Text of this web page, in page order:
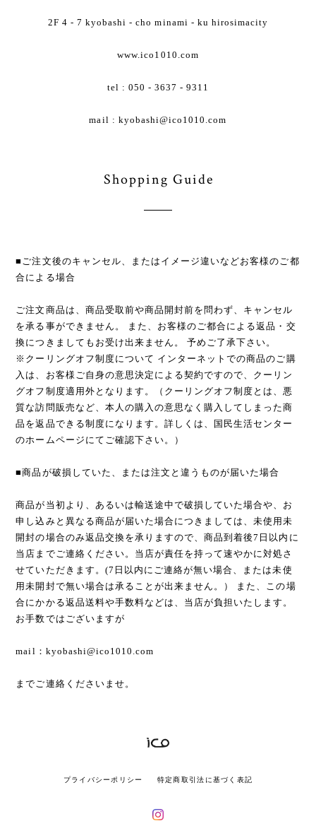
2F 4 - 7 kyobashi - cho minami - ku hirosimacity
www.ico1010.com
tel : 050 - 3637 - 9311
mail : kyobashi@ico1010.com
Shopping Guide
■ご注文後のキャンセル、またはイメージ違いなどお客様のご都
合による場合
ご注文商品は、商品受取前や商品開封前を問わず、キャンセル
を承る事ができません。 また、お客様のご都合による返品・交
換につきましてもお受け出来ません。 予めご了承下さい。
※クーリングオフ制度について インターネットでの商品のご購
入は、お客様ご自身の意思決定による契約ですので、クーリン
グオフ制度適用外となります。（クーリングオフ制度とは、悪
質な訪問販売など、本人の購入の意思なく購入してしまった商
品を返品できる制度になります。詳しくは、国民生活センター
のホームページにてご確認下さい。）
■商品が破損していた、または注文と違うものが届いた場合
商品が当初より、あるいは輸送途中で破損していた場合や、お
申し込みと異なる商品が届いた場合につきましては、未使用未
開封の場合のみ返品交換を承りますので、商品到着後7日以内に
当店までご連絡ください。当店が責任を持って速やかに対処さ
せていただきます。(7日以内にご連絡が無い場合、または未使
用未開封で無い場合は承ることが出来ません。） また、この場
合にかかる返品送料や手数料などは、当店が負担いたします。
お手数ではございますが
mail： kyobashi@ico1010.com
までご連絡くださいませ。
プライバシーポリシー 特定商取引法に基づく表記